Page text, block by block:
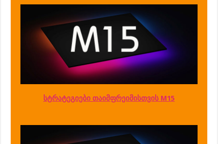
სტრატეგიები თაიმფრეიმისთვის M15